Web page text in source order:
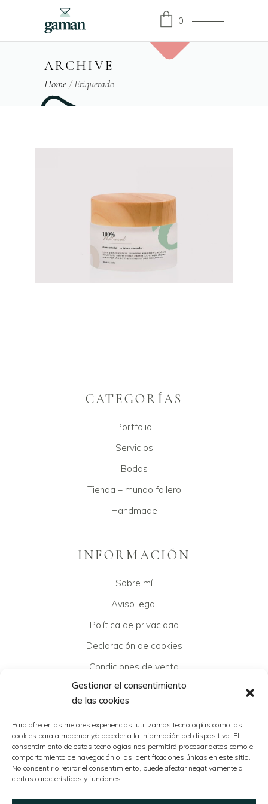
Gestionar el consentimiento
de las cookies
Para ofrecer las mejores experiencias, utilizamos tecnologías como las
cookies para almacenar y/o acceder a la información del dispositivo. El
consentimiento de estas tecnologías nos permitirá procesar datos como el
comportamiento de navegación o las identificaciones únicas en este sitio.
No consentir o retirar el consentimiento, puede afectar negativamente a
ciertas características y funciones.
0
ARCHIVE
Home/Etiquetado
CATEGORÍAS
Portfolio
Servicios
Bodas
Tienda – mundo fallero
Handmade
INFORMACIÓN
Sobre mí
Aviso legal
Política de privacidad
Declaración de cookies
Condiciones de venta
Puedes contactar conmigo a través
info@estudiogaman.eso acceder al
formulario de contacto para poder
ayudarte de la mejor manera.